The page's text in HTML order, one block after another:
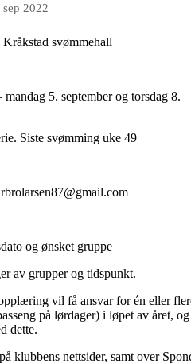
sep 2022
svømmehall
5. september og torsdag 8.
Siste svømming uke 49
og ønsket gruppe
av grupper og tidspunkt.
vil få ansvar for én eller
på lørdager) i løpet av året, og
dette.
klubbens nettsider, samt over